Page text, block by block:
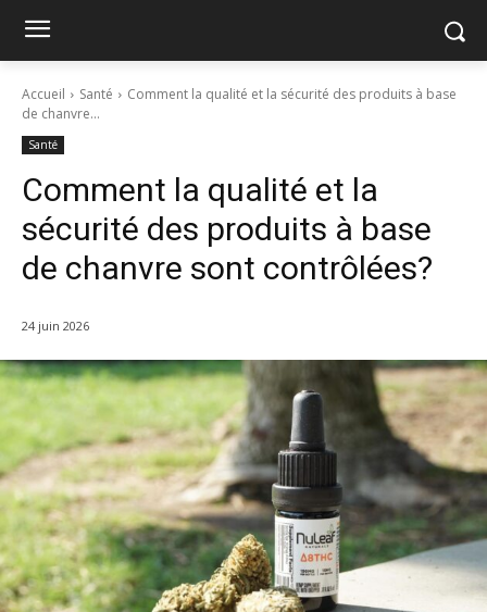
Accueil Santé
Comment la qualité et la sécurité des produits à base
de chanvre...
Santé
Comment la qualité et la
sécurité des produits à base
de chanvre sont contrôlées?
24 juin 2026